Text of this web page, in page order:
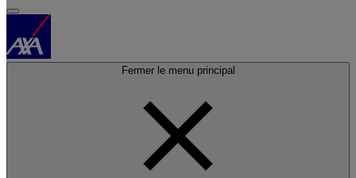
Fermer le menu principal